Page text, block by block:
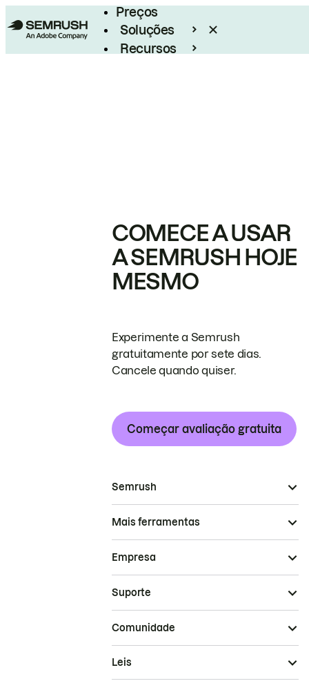
Preços
Soluções
Recursos
COMECE A USAR
A SEMRUSH HOJE
MESMO
Experimente a Semrush
gratuitamente por sete dias.
Cancele quando quiser.
Começar avaliação gratuita
Semrush
Mais ferramentas
Empresa
Suporte
Comunidade
Leis